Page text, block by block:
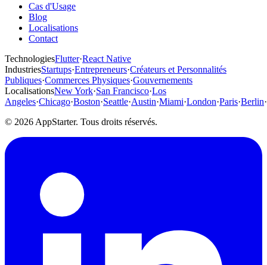
Cas d'Usage
Blog
Localisations
Contact
TechnologiesFlutter·React Native
IndustriesStartups·Entrepreneurs·Créateurs et Personnalités
Publiques·Commerces Physiques·Gouvernements
LocalisationsNew York·San Francisco·Los
Angeles·Chicago·Boston·Seattle·Austin·Miami·London·Paris·Berlin·
© 2026 AppStarter. Tous droits réservés.